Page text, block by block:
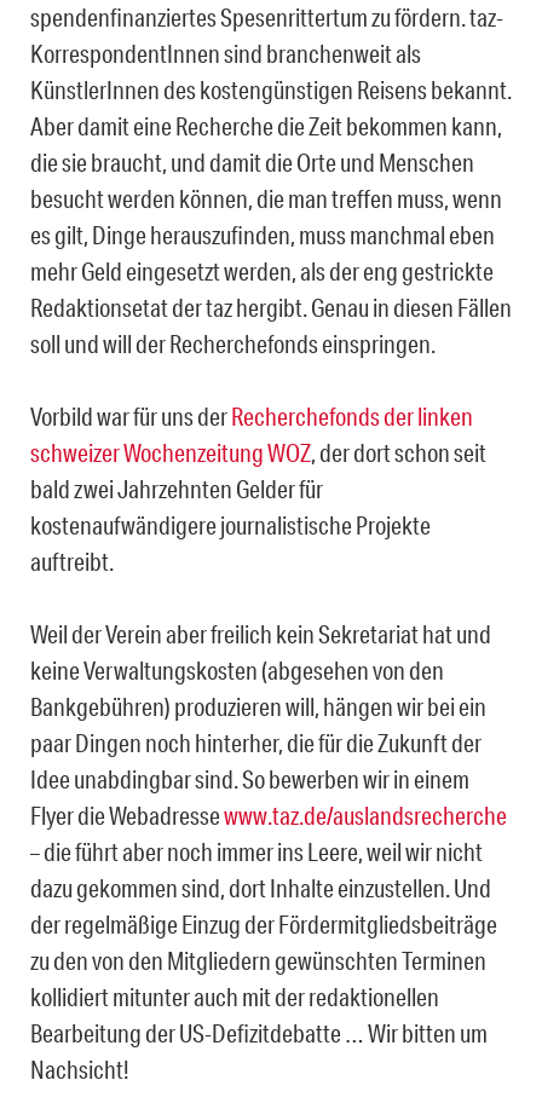
spendenfinanziertes Spesenrittertum zu fördern. taz-
KorrespondentInnen sind branchenweit als
KünstlerInnen des kostengünstigen Reisens bekannt.
Aber damit eine Recherche die Zeit bekommen kann,
die sie braucht, und damit die Orte und Menschen
besucht werden können, die man treffen muss, wenn
es gilt, Dinge herauszufinden, muss manchmal eben
mehr Geld eingesetzt werden, als der eng gestrickte
Redaktionsetat der taz hergibt. Genau in diesen Fällen
soll und will der Recherchefonds einspringen.
Vorbild war für uns derRecherchefonds der linken
schweizer Wochenzeitung WOZ, der dort schon seit
bald zwei Jahrzehnten Gelder für
kostenaufwändigere journalistische Projekte
auftreibt.
Weil der Verein aber freilich kein Sekretariat hat und
keine Verwaltungskosten (abgesehen von den
Bankgebühren) produzieren will, hängen wir bei ein
paar Dingen noch hinterher, die für die Zukunft der
Idee unabdingbar sind. So bewerben wir in einem
Flyer die Webadressewww.taz.de/auslandsrecherche
– die führt aber noch immer ins Leere, weil wir nicht
dazu gekommen sind, dort Inhalte einzustellen. Und
der regelmäßige Einzug der Fördermitgliedsbeiträge
zu den von den Mitgliedern gewünschten Terminen
kollidiert mitunter auch mit der redaktionellen
Bearbeitung der US-Defizitdebatte … Wir bitten um
Nachsicht!